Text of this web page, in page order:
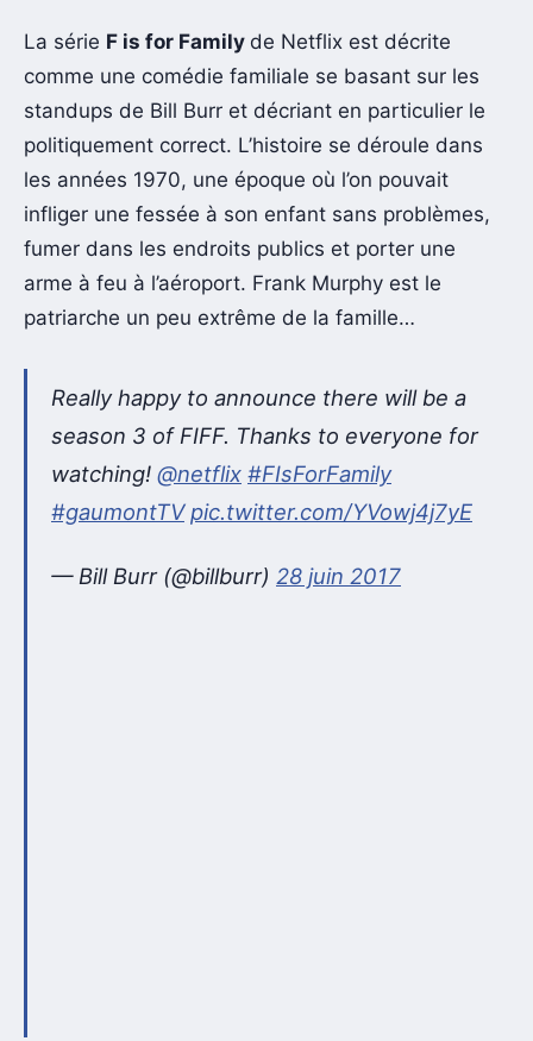
La série F is for Family de Netflix est décrite
comme une comédie familiale se basant sur les
standups de Bill Burr et décriant en particulier le
politiquement correct. L’histoire se déroule dans
les années 1970, une époque où l’on pouvait
infliger une fessée à son enfant sans problèmes,
fumer dans les endroits publics et porter une
arme à feu à l’aéroport. Frank Murphy est le
patriarche un peu extrême de la famille…
Really happy to announce there will be a
season 3 of FIFF. Thanks to everyone for
watching! @netflix #FIsForFamily
#gaumontTV pic.twitter.com/YVowj4j7yE
— Bill Burr (@billburr) 28 juin 2017